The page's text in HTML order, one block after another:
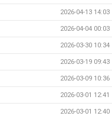
2026-04-13 14:03
2026-04-04 00:03
2026-03-30 10:34
2026-03-19 09:43
2026-03-09 10:36
2026-03-01 12:41
2026-03-01 12:40